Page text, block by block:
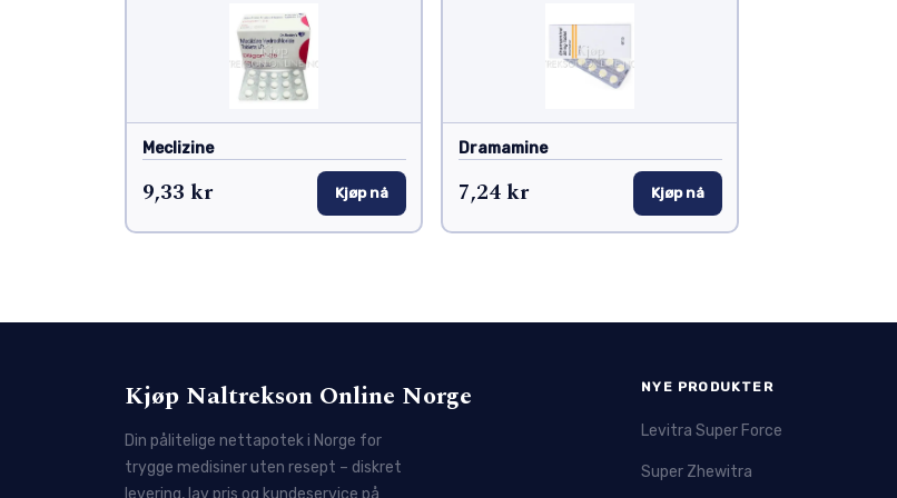
Meclizine
9,33 kr Kjøp nå
Dramamine
7,24 kr Kjøp nå
Kjøp Naltrekson Online Norge
Din pålitelige nettapotek i Norge for
trygge medisiner uten resept – diskret
levering, lav pris og kundeservice på
NYE PRODUKTER
Levitra Super Force
Super Zhewitra